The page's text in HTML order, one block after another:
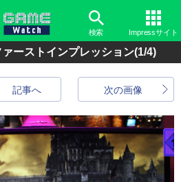
検索 Impressサイト
ーストインプレッション(1/4)
次の画像
記事へ